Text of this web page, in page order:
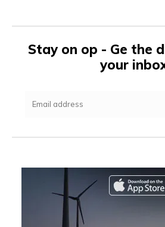
Stay on op - Ge the
your